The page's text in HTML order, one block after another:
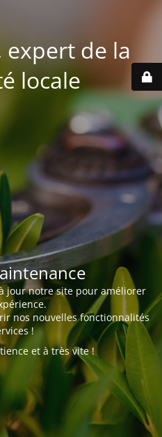
expert de la
locale
jour notre site pour améliorer
nos nouvelles fonctionnalités
!
et à très vite !